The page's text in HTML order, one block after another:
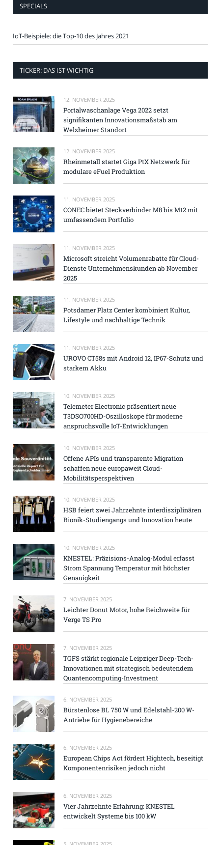
SPECIALS
IoT-Beispiele: die Top-10 des Jahres 2021
TICKER: DAS IST WICHTIG
12. NOVEMBER 2025
Portalwaschanlage Vega 2022 setzt
signifikanten Innovationsmaßstab am
Welzheimer Standort
12. NOVEMBER 2025
Rheinmetall startet Giga PtX Netzwerk für
modulare eFuel Produktion
11. NOVEMBER 2025
CONEC bietet Steckverbinder M8 bis M12 mit
umfassendem Portfolio
11. NOVEMBER 2025
Microsoft streicht Volumenrabatte für Cloud-
Dienste Unternehmenskunden ab November
2025
11. NOVEMBER 2025
Potsdamer Platz Center kombiniert Kultur,
Lifestyle und nachhaltige Technik
11. NOVEMBER 2025
UROVO CT58s mit Android 12, IP67-Schutz und
starkem Akku
10. NOVEMBER 2025
Telemeter Electronic präsentiert neue
T3DSO700HD-Oszilloskope für moderne
anspruchsvolle IoT-Entwicklungen
10. NOVEMBER 2025
Offene APIs und transparente Migration
schaffen neue europaweit Cloud-
Mobilitätsperspektiven
10. NOVEMBER 2025
HSB feiert zwei Jahrzehnte interdisziplinären
Bionik-Studiengangs und Innovation heute
10. NOVEMBER 2025
KNESTEL: Präzisions-Analog-Modul erfasst
Strom Spannung Temperatur mit höchster
Genauigkeit
7. NOVEMBER 2025
Leichter Donut Motor, hohe Reichweite für
Verge TS Pro
7. NOVEMBER 2025
TGFS stärkt regionale Leipziger Deep-Tech-
Innovationen mit strategisch bedeutendem
Quantencomputing-Investment
6. NOVEMBER 2025
Bürstenlose BL 750 W und Edelstahl-200 W-
Antriebe für Hygienebereiche
6. NOVEMBER 2025
European Chips Act fördert Hightech, beseitigt
Komponentenrisiken jedoch nicht
6. NOVEMBER 2025
Vier Jahrzehnte Erfahrung: KNESTEL
entwickelt Systeme bis 100 kW